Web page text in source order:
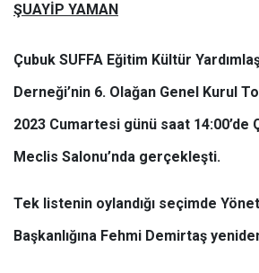
ŞUAYİP YAMAN
Çubuk SUFFA Eğitim Kültür
Derneği’nin 6. Olağan Genel Kurul
2023 Cumartesi günü saat 14:00’de
Meclis Salonu’nda gerçekleşti.
Tek listenin oylandığı seçimde
Başkanlığına Fehmi Demirtaş